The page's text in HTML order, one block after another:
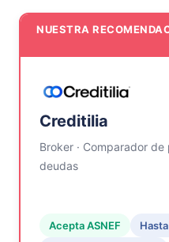
NUESTRA
Creditilia
Broker · Comparador
deudas
Acepta ASNEF